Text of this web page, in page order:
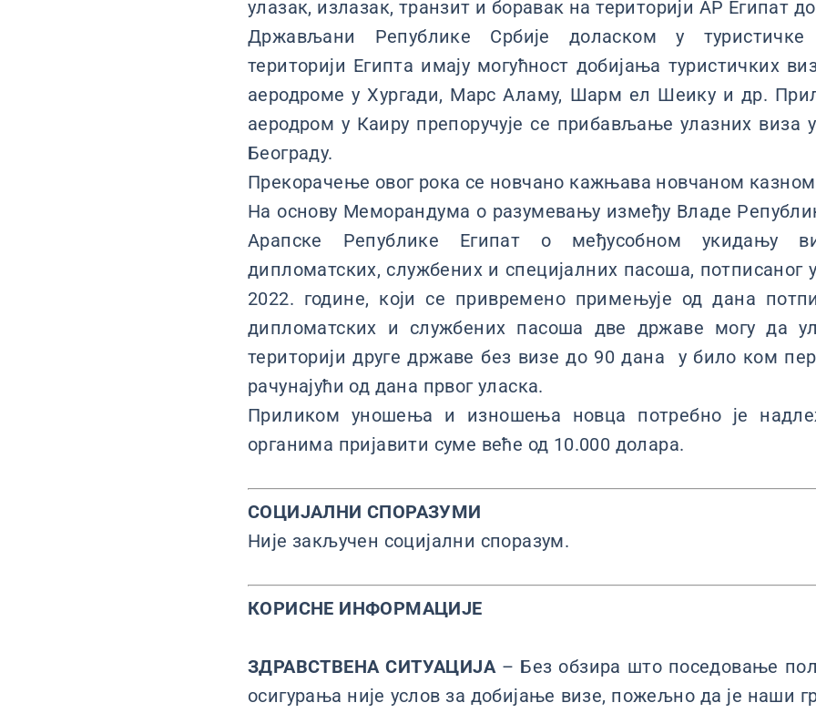
улазак, излазак, транзит и боравак на територији АР Египат
Држављани Републике Србије доласком у туристичке
територији Египта имају могућност добијања туристичких
аеродроме у Хургади, Марс Аламу, Шарм ел Шеику и др.
аеродром у Каиру препоручује се прибављање улазних виза
Београду.
Прекорачење овог рока се новчано кажњава новчаном
На основу Меморандума о разумевању између Владе
Арапске Републике Египат о међусобном укидању
дипломатских, службених и специјалних пасоша, потписаног
2022. године, који се привремено примењује од дана
дипломатских и службених пасоша две државе могу да
територији друге државе без визе до 90 дана у било ком
рачунајући од дана првог уласка.
Приликом уношења и изношења новца потребно је
органима пријавити суме веће од 10.000 долара.
СОЦИЈАЛНИ СПОРАЗУМИ
Није закључен социјални споразум.
КОРИСНЕ ИНФОРМАЦИЈЕ
ЗДРАВСТВЕНА СИТУАЦИЈА– Без обзира што поседовање
осигурања није услов за добијање визе, пожељно да је наши